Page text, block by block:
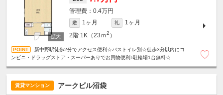
0.4万円
敷 1ヶ月 礼
1ヶ月
2階 1K（23ｍ2 ）
新中野駅徒歩2分でアクセス便利☆バストイレ別☆徒歩3分以内にコ
ンビニ・ドラッグストア・スーパーありでお買物便利♪駐輪場1台無料☆
賃貸マンション アークビル沼袋